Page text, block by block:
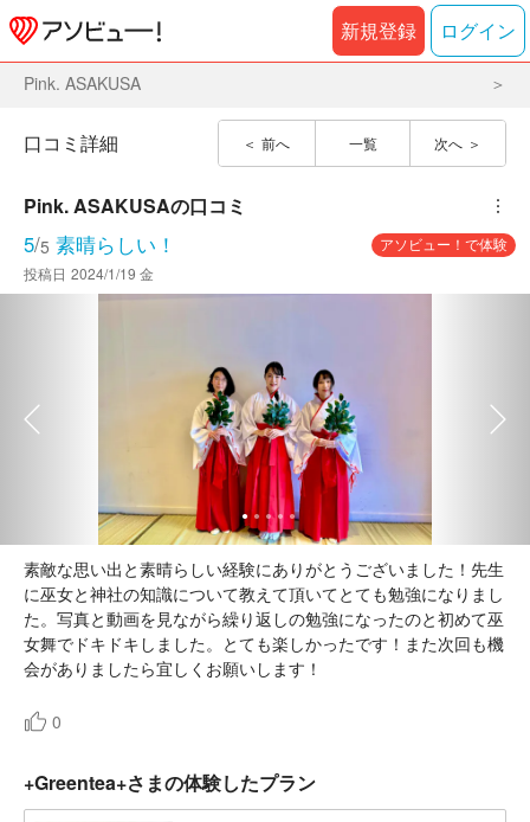
新規登録 ログイン
Pink. ASAKUSA
前へ 一覧 次へ
口コミ詳細
Pink. ASAKUSAの口コミ ︙
5/5 素晴らしい！
アソビュー！で体験
投稿日 2024/1/19 金
素敵な思い出と素晴らしい経験にありがとうございました！先生
に巫女と神社の知識について教えて頂いてとても勉強になりまし
た。写真と動画を見ながら繰り返しの勉強になったのと初めて巫
女舞でドキドキしました。とても楽しかったです！また次回も機
会がありましたら宜しくお願いします！
0
+Greentea+さまの体験したプラン